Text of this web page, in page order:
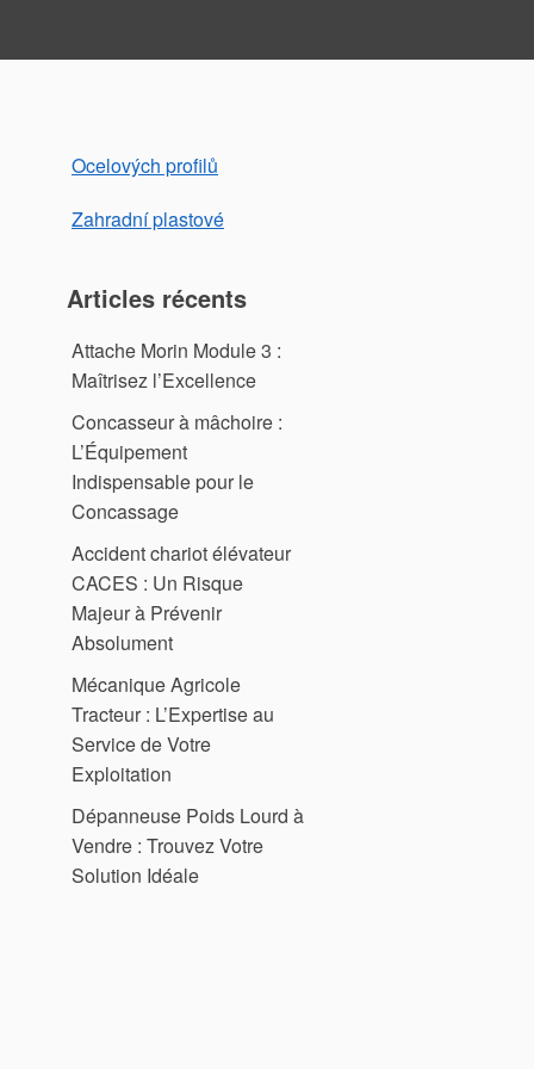
Ocelových profilů
Zahradní plastové
Articles récents
Attache Morin Module 3 :
Maîtrisez l’Excellence
Concasseur à mâchoire :
L’Équipement
Indispensable pour le
Concassage
Accident chariot élévateur
CACES : Un Risque
Majeur à Prévenir
Absolument
Mécanique Agricole
Tracteur : L’Expertise au
Service de Votre
Exploitation
Dépanneuse Poids Lourd à
Vendre : Trouvez Votre
Solution Idéale